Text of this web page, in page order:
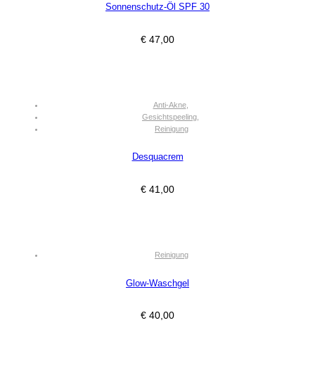
Sonnenschutz-Öl SPF 30
€ 47,00
Anti-Akne,
Gesichtspeeling
Reinigung
Desquacrem
€ 41,00
Reinigung
Glow-Waschgel
€ 40,00